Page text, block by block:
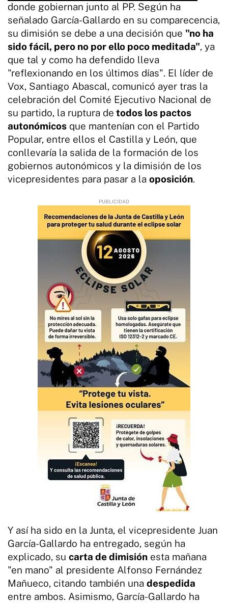
donde gobiernan junto al PP. Según ha
señalado García-Gallardo en su comparecencia,
su dimisión se debe a una decisión que "no ha
sido fácil, pero no por ello poco meditada", ya
que tal y como ha defendido lleva
"reflexionando en los últimos días". El líder de
Vox, Santiago Abascal, comunicó ayer tras la
celebración del Comité Ejecutivo Nacional de
su partido, la ruptura de todos los pactos
autonómicos que mantenían con el Partido
Popular, entre ellos el Castilla y León, que
conllevaría la salida de la formación de los
gobiernos autonómicos y la dimisión de los
vicepresidentes para pasar a la oposición.
Y así ha sido en la Junta, el vicepresidente Juan
García-Gallardo ha entregado, según ha
explicado, su carta de dimisión esta mañana
"en mano" al presidente Alfonso Fernández
Mañueco, citando también una despedida
entre ambos. Asimismo, García-Gallardo ha